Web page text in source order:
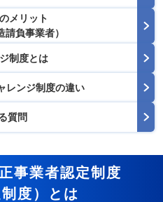
メリット
請負事業者）
制度とは
レンジ制度の違い
質問
事業者認定制度
制度）とは